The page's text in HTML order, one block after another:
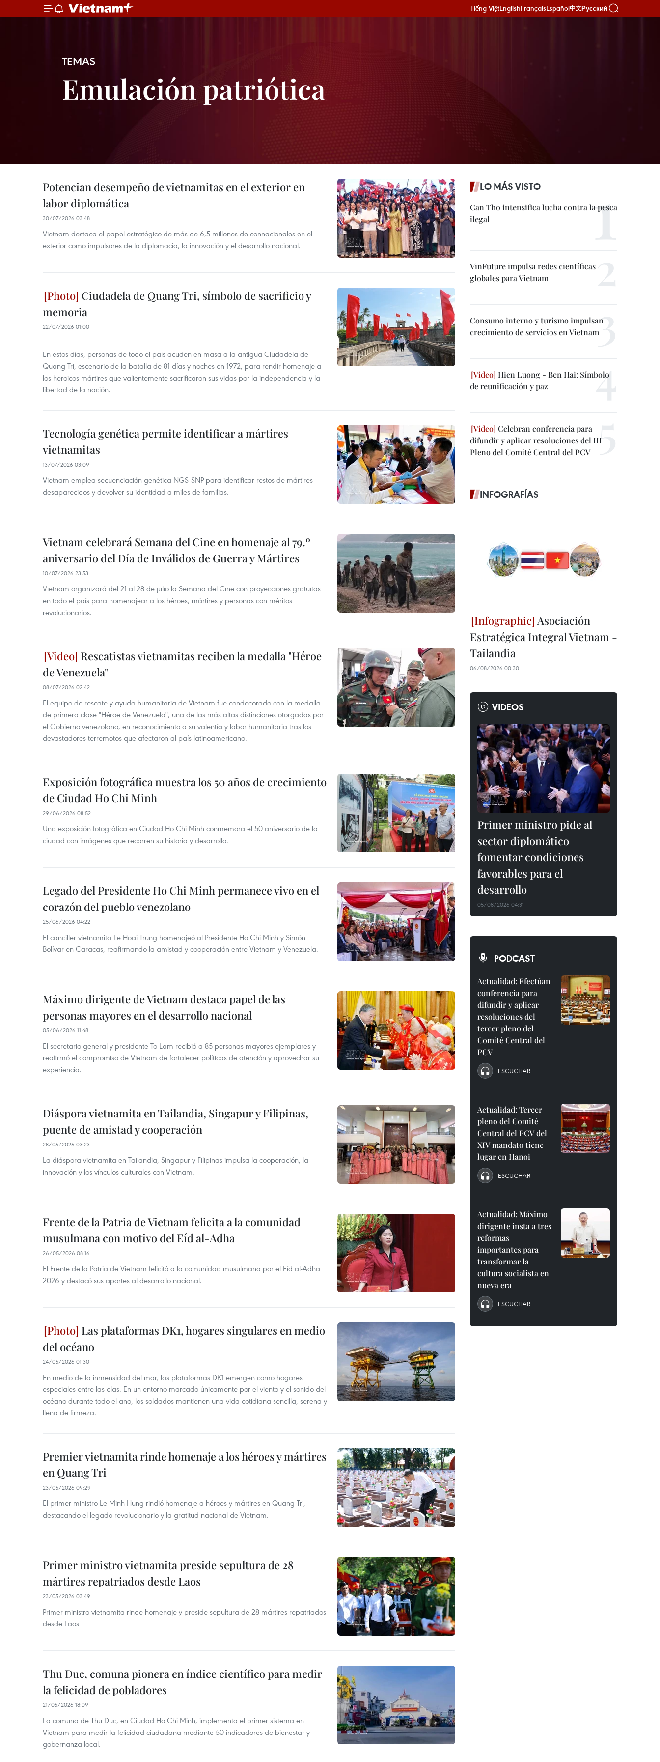
Tiếng ViệtEnglishFrançaisEspañol中文Русский
TEMAS
Emulación patriótica
Potencian desempeño de vietnamitas en el exterior en
labor diplomática
30/07/2026 03:48
Vietnam destaca el papel estratégico de más de 6,5 millones de connacionales en el
exterior como impulsores de la diplomacia, la innovación y el desarrollo nacional.
Ciudadela de Quang Tri, símbolo de sacrificio y
memoria
22/07/2026 01:00
En estos días, personas de todo el país acuden en masa a la antigua Ciudadela de
Quang Tri, escenario de la batalla de 81 días y noches en 1972, para rendir homenaje a
los heroicos mártires que valientemente sacrificaron sus vidas por la independencia y la
libertad de la nación.
Tecnología genética permite identificar a mártires
vietnamitas
13/07/2026 03:09
Vietnam emplea secuenciación genética NGS-SNP para identificar restos de mártires
desaparecidos y devolver su identidad a miles de familias.
Vietnam celebrará Semana del Cine en homenaje al 79.º
aniversario del Día de Inválidos de Guerra y Mártires
10/07/2026 23:53
Vietnam organizará del 21 al 28 de julio la Semana del Cine con proyecciones gratuitas
en todo el país para homenajear a los héroes, mártires y personas con méritos
revolucionarios.
Rescatistas vietnamitas reciben la medalla "Héroe
de Venezuela"
08/07/2026 02:42
El equipo de rescate y ayuda humanitaria de Vietnam fue condecorado con la medalla
de primera clase "Héroe de Venezuela", una de las más altas distinciones otorgadas por
el Gobierno venezolano, en reconocimiento a su valentía y labor humanitaria tras los
devastadores terremotos que afectaron al país latinoamericano.
Exposición fotográfica muestra los 50 años de crecimiento
de Ciudad Ho Chi Minh
29/06/2026 08:52
Una exposición fotográfica en Ciudad Ho Chi Minh conmemora el 50 aniversario de la
ciudad con imágenes que recorren su historia y desarrollo.
Legado del Presidente Ho Chi Minh permanece vivo en el
corazón del pueblo venezolano
25/06/2026 04:22
El canciller vietnamita Le Hoai Trung homenajeó al Presidente Ho Chi Minh y Simón
Bolívar en Caracas, reafirmando la amistad y cooperación entre Vietnam y Venezuela.
Máximo dirigente de Vietnam destaca papel de las
personas mayores en el desarrollo nacional
05/06/2026 11:48
El secretario general y presidente To Lam recibió a 85 personas mayores ejemplares y
reafirmó el compromiso de Vietnam de fortalecer políticas de atención y aprovechar su
experiencia.
Diáspora vietnamita en Tailandia, Singapur y Filipinas,
puente de amistad y cooperación
28/05/2026 03:23
La diáspora vietnamita en Tailandia, Singapur y Filipinas impulsa la cooperación, la
innovación y los vínculos culturales con Vietnam.
Frente de la Patria de Vietnam felicita a la comunidad
musulmana con motivo del Eíd al-Adha
26/05/2026 08:16
El Frente de la Patria de Vietnam felicitó a la comunidad musulmana por el Eíd al-Adha
2026 y destacó sus aportes al desarrollo nacional.
Las plataformas DK1, hogares singulares en medio
del océano
24/05/2026 01:30
En medio de la inmensidad del mar, las plataformas DK1 emergen como hogares
especiales entre las olas. En un entorno marcado únicamente por el viento y el sonido del
océano durante todo el año, los soldados mantienen una vida cotidiana sencilla, serena y
llena de firmeza.
Premier vietnamita rinde homenaje a los héroes y mártires
en Quang Tri
23/05/2026 09:29
El primer ministro Le Minh Hung rindió homenaje a héroes y mártires en Quang Tri,
destacando el legado revolucionario y la gratitud nacional de Vietnam.
Primer ministro vietnamita preside sepultura de 28
mártires repatriados desde Laos
23/05/2026 03:49
Primer ministro vietnamita rinde homenaje y preside sepultura de 28 mártires repatriados
desde Laos
Thu Duc, comuna pionera en índice científico para medir
la felicidad de pobladores
21/05/2026 18:09
La comuna de Thu Duc, en Ciudad Ho Chi Minh, implementa el primer sistema en
Vietnam para medir la felicidad ciudadana mediante 50 indicadores de bienestar y
gobernanza local.
LO MÁS VISTO
Can Tho intensifica lucha contra la pesca
ilegal
VinFuture impulsa redes científicas
globales para Vietnam
Consumo interno y turismo impulsan
crecimiento de servicios en Vietnam
Hien Luong - Ben Hai: Símbolo
de reunificación y paz
Celebran conferencia para
difundir y aplicar resoluciones del III
Pleno del Comité Central del PCV
INFOGRAFÍAS
Asociación
Estratégica Integral Vietnam -
Tailandia
06/08/2026 00:30
VIDEOS
Primer ministro pide al
sector diplomático
fomentar condiciones
favorables para el
desarrollo
05/08/2026 04:31
PODCAST
Actualidad: Efectúan
conferencia para
difundir y aplicar
resoluciones del
tercer pleno del
Comité Central del
PCV
ESCUCHAR
Actualidad: Tercer
pleno del Comité
Central del PCV del
XIV mandato tiene
lugar en Hanoi
ESCUCHAR
Actualidad: Máximo
dirigente insta a tres
reformas
importantes para
transformar la
cultura socialista en
nueva era
ESCUCHAR